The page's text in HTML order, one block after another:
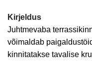
Kirjeldus
Juhtmevaba
võimaldab
kinnitatakse tavalise